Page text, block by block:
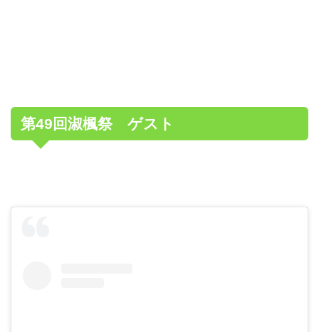
第49回淑楓祭 ゲスト